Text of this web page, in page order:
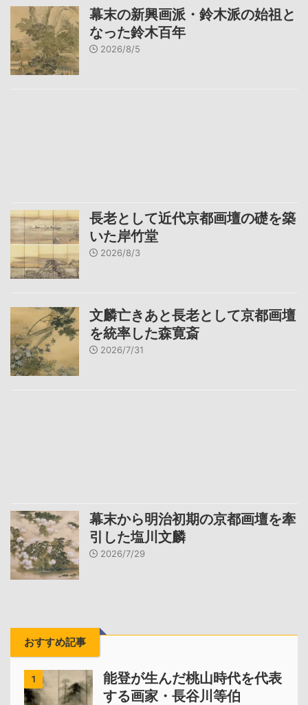
幕末の新興画派・鈴木派の始祖と
なった鈴木百年
2026/8/5
長老として近代京都画壇の礎を築
いた岸竹堂
2026/8/3
文麟亡きあと長老として京都画壇
を統率した森寛斎
2026/7/31
幕末から明治初期の京都画壇を牽
引した塩川文麟
2026/7/29
おすすめ記事
1
能登が生んだ桃山時代を代表
する画家・長谷川等伯